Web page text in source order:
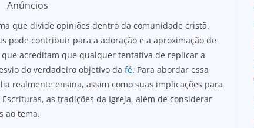
Anúncios
que divide opiniões dentro da comunidade cristã.
pode contribuir para a adoração e a aproximação de
acreditam que qualquer tentativa de replicar a
do verdadeiro objetivo da fé. Para abordar essa
realmente ensina, assim como suas implicações para
as tradições da Igreja, além de considerar
ao tema.